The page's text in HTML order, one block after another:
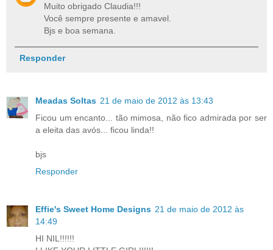
Muito obrigado Claudia!!!
Você sempre presente e amavel.
Bjs e boa semana.
Responder
Meadas Soltas 21 de maio de 2012 às 13:43
Ficou um encanto... tão mimosa, não fico admirada por ser
a eleita das avós... ficou linda!!
bjs
Responder
Effie's Sweet Home Designs 21 de maio de 2012 às
14:49
HI NIL!!!!!!